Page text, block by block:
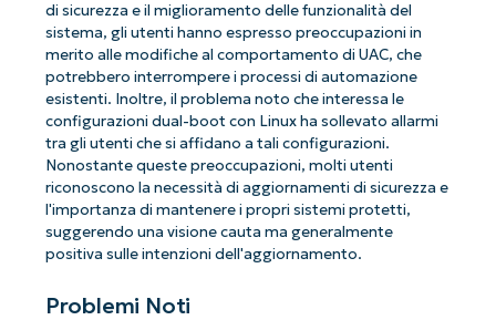
di sicurezza e il miglioramento delle funzionalità del
sistema, gli utenti hanno espresso preoccupazioni in
merito alle modifiche al comportamento di UAC, che
potrebbero interrompere i processi di automazione
esistenti. Inoltre, il problema noto che interessa le
configurazioni dual-boot con Linux ha sollevato allarmi
tra gli utenti che si affidano a tali configurazioni.
Nonostante queste preoccupazioni, molti utenti
riconoscono la necessità di aggiornamenti di sicurezza e
l'importanza di mantenere i propri sistemi protetti,
suggerendo una visione cauta ma generalmente
positiva sulle intenzioni dell'aggiornamento.
Problemi Noti